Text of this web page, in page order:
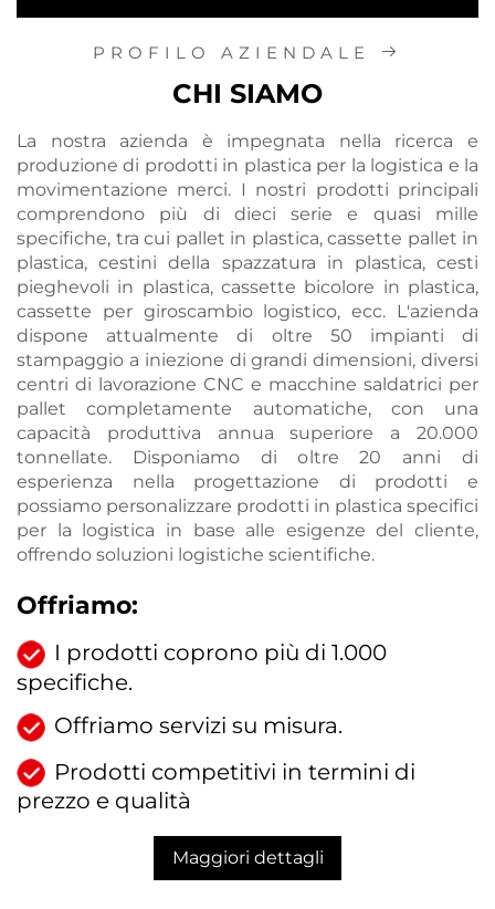
anche le esigenze di riutilizzo accurato del
settore; L'efficienza nella classificazione e
gestione può inoltre essere migliorata
mediante metodi come la classificazione
cromatica e la tracciabilità RFID; La
progettazione pieghevole dei contenitori a
inserimento inclinato e dei contenitori
riutilizzabili consente un notevole
risparmio di spazio durante il trasporto e
migliora l'efficienza delle consegne.
PROFILO AZIENDALE
CHI SIAMO
La nostra azienda è impegnata nella ricerca e
produzione di prodotti in plastica per la logistica e la
movimentazione merci. I nostri prodotti principali
comprendono più di dieci serie e quasi mille
specifiche, tra cui pallet in plastica, cassette pallet in
plastica, cestini della spazzatura in plastica, cesti
pieghevoli in plastica, cassette bicolore in plastica,
cassette per giroscambio logistico, ecc. L'azienda
dispone attualmente di oltre 50 impianti di
stampaggio a iniezione di grandi dimensioni, diversi
centri di lavorazione CNC e macchine saldatrici per
pallet completamente automatiche, con una
capacità produttiva annua superiore a 20.000
tonnellate. Disponiamo di oltre 20 anni di
esperienza nella progettazione di prodotti e
possiamo personalizzare prodotti in plastica specifici
per la logistica in base alle esigenze del cliente,
offrendo soluzioni logistiche scientifiche.
Offriamo:
I prodotti coprono più di 1.000
specifiche.
Offriamo servizi su misura.
Prodotti competitivi in termini di
prezzo e qualità
Maggiori dettagli